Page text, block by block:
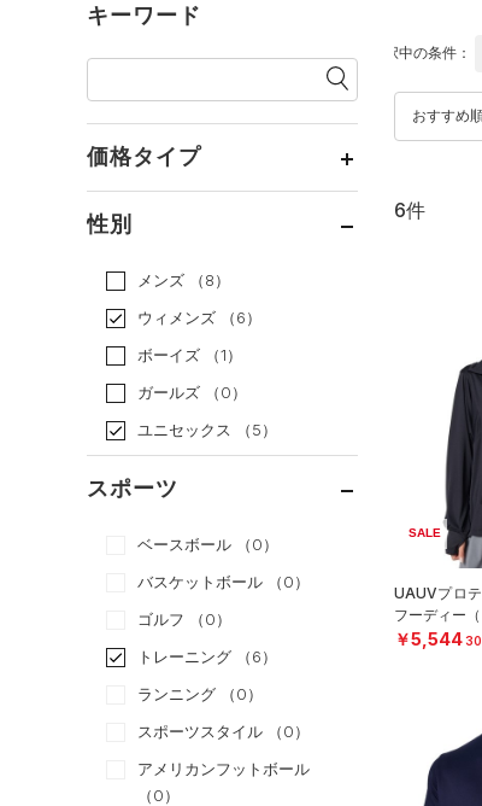
キーワード
価格タイプ
性別
メンズ
（8）
ウィメンズ
（6）
ボーイズ
（1）
ガールズ
（0）
ユニセックス
（5）
スポーツ
ベースボール
（0）
バスケットボール
（0）
ゴルフ
（0）
トレーニング
（6）
ランニング
（0）
スポーツスタイル
（0）
アメリカンフットボール
（0）
おすすめ
選択中の条件：
6件
SALE
UAUVプロ
フーディー
￥5,544